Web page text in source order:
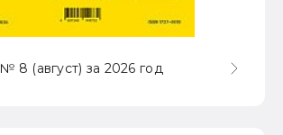
№ 8 (август) за 2026 год